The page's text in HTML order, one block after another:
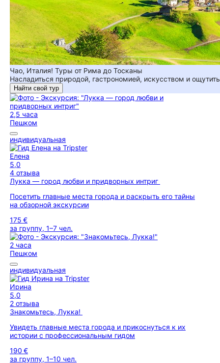
Чао, Италия! Туры от Рима до Тосканы
Насладиться природой, гастрономией, искусством и
Найти свой тур
2,5 часа
Пешком
индивидуальная
Елена
5,0
4 отзыва
Лукка — город любви и придворных интриг
Посетить главные места города и раскрыть его тайны
на обзорной экскурсии
175 €
за группу, 1–7 чел.
2 часа
Пешком
индивидуальная
Ирина
5,0
2 отзыва
Знакомьтесь, Лукка!
Увидеть главные места города и прикоснуться к их
истории с профессиональным гидом
190 €
за группу, 1–10 чел.